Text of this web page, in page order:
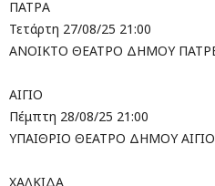
ΠΑΤΡΑ
Τετάρτη 27/08/25 21:00
ΑΝΟΙΚΤΟ ΘΕΑΤΡΟ ΔΗΜΟΥ
ΑΙΓΙΟ
Πέμπτη 28/08/25 21:00
ΥΠΑΙΘΡΙΟ ΘΕΑΤΡΟ ΔΗΜΟΥ
ΧΑΛΚΙΔΑ